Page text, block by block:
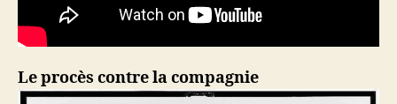
Le procès contre la compagnie